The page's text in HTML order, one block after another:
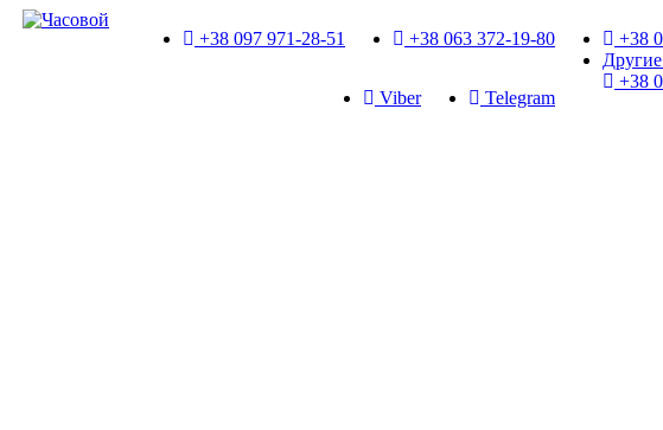
+38
+38
+38 063 372-19-80
+38 097 971-28-51
Telegram
Viber